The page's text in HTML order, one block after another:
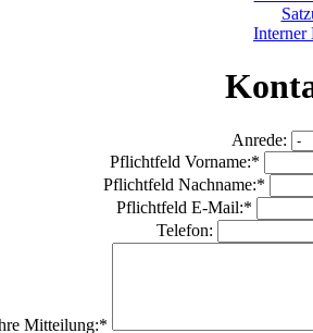
Interner
Anrede:
Pflichtfeld Vorname:*
Pflichtfeld Nachname:*
Pflichtfeld E-Mail:*
Telefon:
Mitteilung:*